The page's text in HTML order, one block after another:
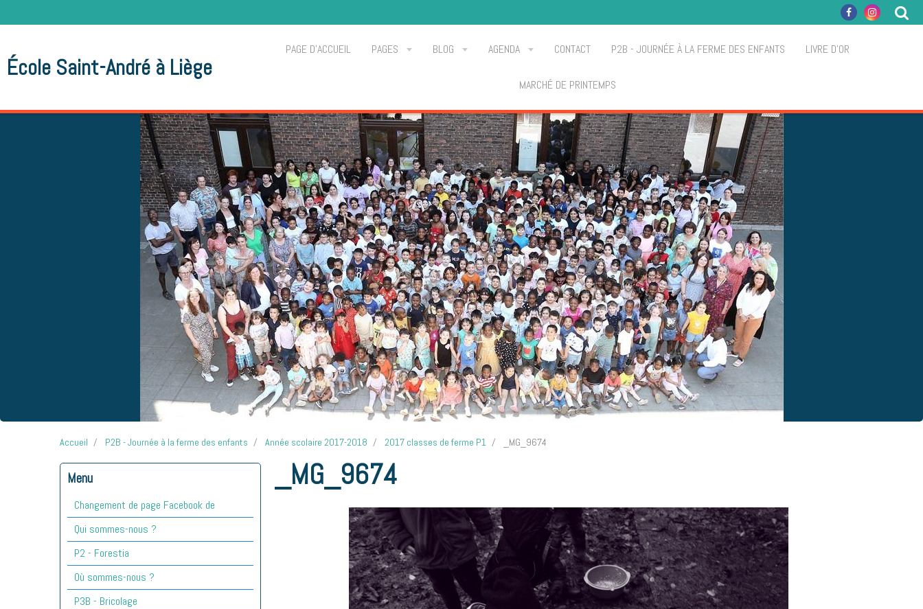
École Saint-André à Liège
PAGE D'ACCUEIL PAGES BLOG AGENDA CONTACT P2B - JOURNÉE À LA FERME DES ENFANTS LIVRE D'OR
MARCHÉ DE PRINTEMPS
Accueil P2B - Journée à la ferme des enfants Année scolaire 2017-2018 2017 classes de ferme P1 _MG_9674
_MG_9674
Menu
Changement de page Facebook de
Qui sommes-nous ?
P2 - Forestia
Où sommes-nous ?
P3B - Bricolage